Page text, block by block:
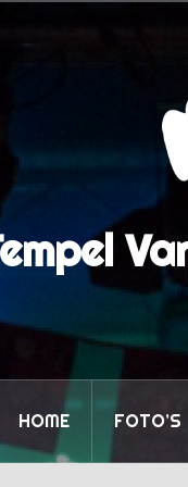
HOME FOTO’S